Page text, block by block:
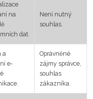
na
dat.
Není nutný
souhlas.
a
e-
Oprávněné
zájmy správce,
souhlas
zákazníka.